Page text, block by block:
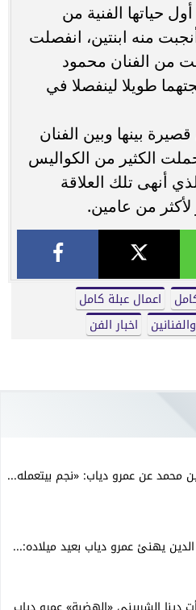
حياتها الفنية من
منه ابنتين، انفصلت
من الفنان محمود
طويلا لينفصلا في
بينها وبين الفنان
الكثير من الكواليس
أنهى تلك العلاقة
من عامين.
اعمال عبلة كامل
اخبار الفن
محمد عن عمرو دياب: «نجم بيتعمله...
الدين يهنئ عمرو دياب بعيد ميلاده:...